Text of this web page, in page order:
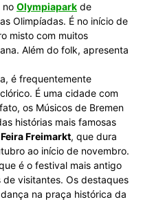
no Olympiapark de
Olimpíadas. É no início de
misto com muitos
Além do folk, apresenta
é frequentemente
É uma cidade com
os Músicos de Bremen
histórias mais famosas
Feira Freimarkt, que dura
ao início de novembro.
é o festival mais antigo
de visitantes. Os destaques
na praça histórica da